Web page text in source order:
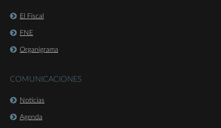
El Fiscal
FNE
Organigrama
COMUNICACIONES
Noticias
Agenda